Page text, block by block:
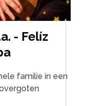
- Felíz
familie in een